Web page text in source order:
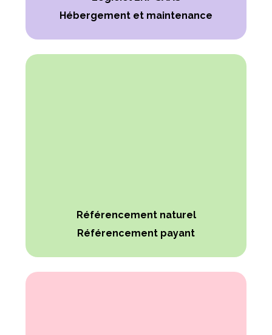
Hébergement et maintenance
Référencement naturel
Référencement payant